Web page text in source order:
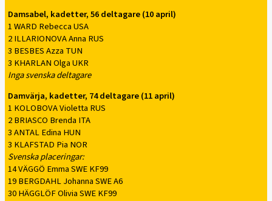
Damsabel, kadetter, 56 deltagare (10 april)
1 WARD Rebecca USA
2 ILLARIONOVA Anna RUS
3 BESBES Azza TUN
3 KHARLAN Olga UKR
Inga svenska deltagare
Damvärja, kadetter, 74 deltagare (11 april)
1 KOLOBOVA Violetta RUS
2 BRIASCO Brenda ITA
3 ANTAL Edina HUN
3 KLAFSTAD Pia NOR
Svenska placeringar:
14 VÄGGÖ Emma SWE KF99
19 BERGDAHL Johanna SWE A6
30 HÄGGLÖF Olivia SWE KF99